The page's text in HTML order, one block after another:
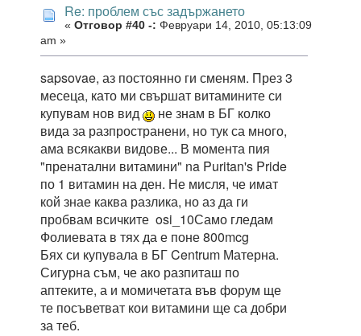
Re: проблем със задържането
« Отговор #40 -: Февруари 14, 2010, 05:13:09
am »
sapsovae, аз постоянно ги сменям. През 3
месеца, като ми свършат витамините си
купувам нов вид
не знам в БГ колко
вида за разпространени, но тук са много,
ама всякакви видове... В момента пия
"пренатални витамини" na Puritan's Pride
по 1 витамин на ден. Не мисля, че имат
кой знае каква разлика, но аз да ги
пробвам всичките osi_10Само гледам
Фолиевата в тях да е поне 800mcg
Бях си купувала в БГ Centrum Матерна.
Сигурна съм, че ако разпиташ по
аптеките, а и момичетата във форум ще
те посъветват кои витамини ще са добри
за теб.